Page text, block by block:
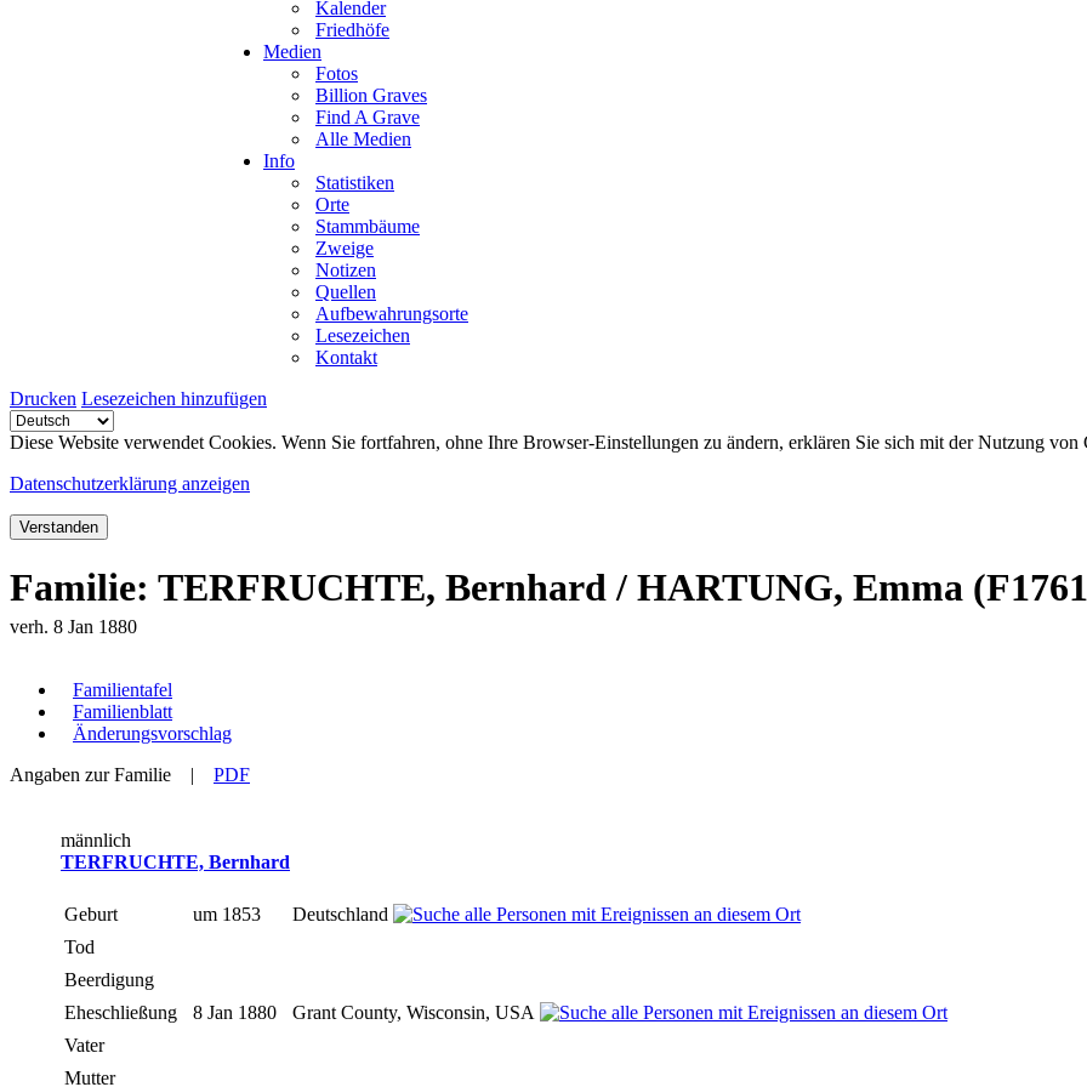
Kalender
Friedhöfe
Medien
Fotos
Billion Graves
Find A Grave
Alle Medien
Info
Statistiken
Orte
Stammbäume
Zweige
Notizen
Quellen
Aufbewahrungsorte
Lesezeichen
Kontakt
Drucken Lesezeichen hinzufügen
Diese Website verwendet Cookies. Wenn Sie fortfahren, ohne Ihre Browser-Einstellungen zu ändern, erklären Sie sich mit der Nutzung von
Datenschutzerklärung anzeigen
Verstanden
Familie: TERFRUCHTE, Bernhard / HARTUNG, Emma
verh. 8 Jan 1880
Familientafel
Familienblatt
Änderungsvorschlag
Angaben zur Familie | PDF
männlich
TERFRUCHTE, Bernhard
Geburt um 1853
Deutschland
Tod
Beerdigung
Eheschließung
8 Jan 1880
Grant County, Wisconsin, USA
Vater
Mutter